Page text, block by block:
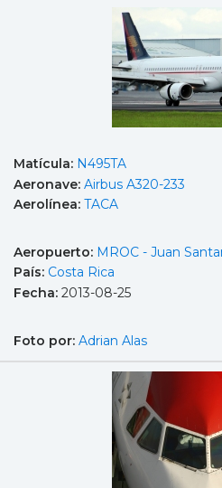
Matícula: N495TA
Aeronave: Airbus A320-233
Aerolínea: TACA
Aeropuerto: MROC - Juan
País: Costa Rica
Fecha: 2013-08-25
Foto por: Adrian Alas